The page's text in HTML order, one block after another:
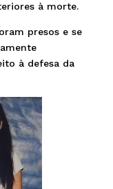
à morte.
presos e se
à defesa da